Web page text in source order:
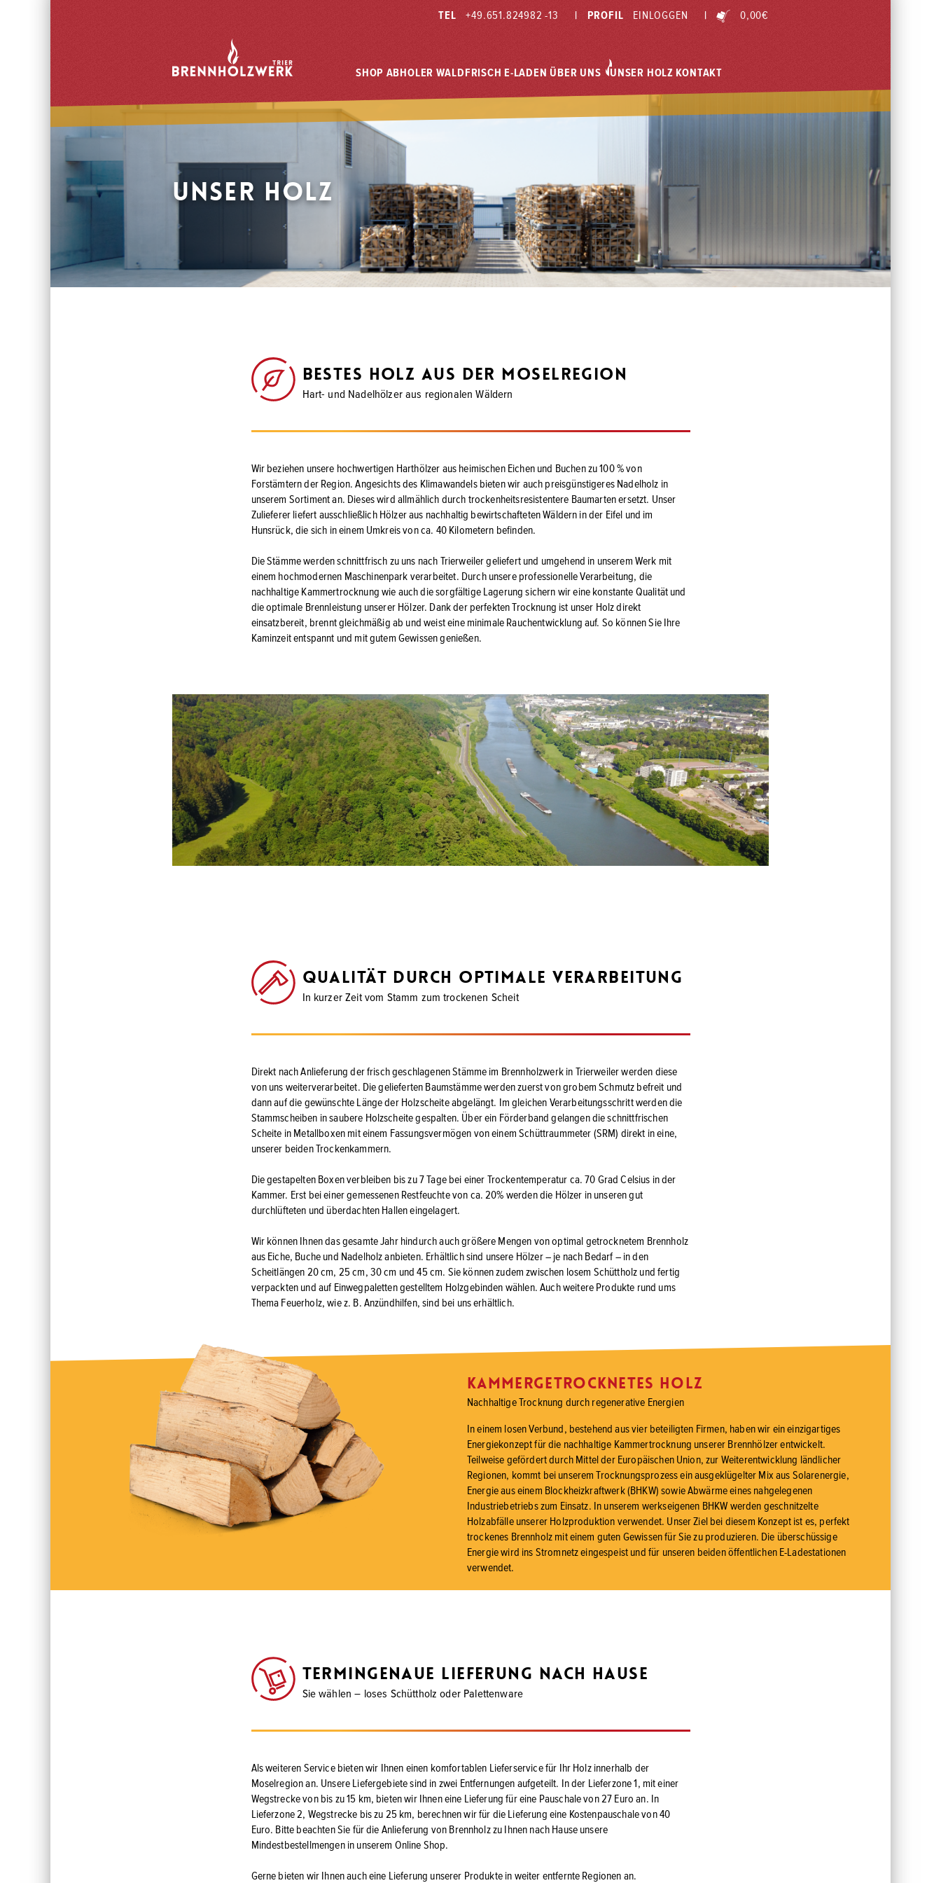
TEL +49.651.824982 -13 | PROFIL EINLOGGEN | 0,00€
Brennholzwerk
Trier
SHOP ABHOLER WALDFRISCH E-LADEN ÜBER UNS UNSER HOLZ KONTAKT
Unser Holz
Bestes Holz aus der Moselregion
Hart- und Nadelhölzer aus regionalen Wäldern
Wir beziehen unsere hochwertigen Harthölzer aus heimischen Eichen und Buchen zu 100 % von
Forstämtern der Region. Angesichts des Klimawandels bieten wir auch preisgünstigeres Nadelholz in
unserem Sortiment an. Dieses wird allmählich durch trockenheitsresistentere Baumarten ersetzt. Unser
Zulieferer liefert ausschließlich Hölzer aus nachhaltig bewirtschafteten Wäldern in der Eifel und im
Hunsrück, die sich in einem Umkreis von ca. 40 Kilometern befinden.
Die Stämme werden schnittfrisch zu uns nach Trierweiler geliefert und umgehend in unserem Werk mit
einem hochmodernen Maschinenpark verarbeitet. Durch unsere professionelle Verarbeitung, die
nachhaltige Kammertrocknung wie auch die sorgfältige Lagerung sichern wir eine konstante Qualität und
die optimale Brennleistung unserer Hölzer. Dank der perfekten Trocknung ist unser Holz direkt
einsatzbereit, brennt gleichmäßig ab und weist eine minimale Rauchentwicklung auf. So können Sie Ihre
Kaminzeit entspannt und mit gutem Gewissen genießen.
Qualität durch optimale Verarbeitung
In kurzer Zeit vom Stamm zum trockenen Scheit
Direkt nach Anlieferung der frisch geschlagenen Stämme im Brennholzwerk in Trierweiler werden diese
von uns weiterverarbeitet. Die gelieferten Baumstämme werden zuerst von grobem Schmutz befreit und
dann auf die gewünschte Länge der Holzscheite abgelängt. Im gleichen Verarbeitungsschritt werden die
Stammscheiben in saubere Holzscheite gespalten. Über ein Förderband gelangen die schnittfrischen
Scheite in Metallboxen mit einem Fassungsvermögen von einem Schüttraummeter (SRM) direkt in eine,
unserer beiden Trockenkammern.
Die gestapelten Boxen verbleiben bis zu 7 Tage bei einer Trockentemperatur ca. 70 Grad Celsius in der
Kammer. Erst bei einer gemessenen Restfeuchte von ca. 20% werden die Hölzer in unseren gut
durchlüfteten und überdachten Hallen eingelagert.
Wir können Ihnen das gesamte Jahr hindurch auch größere Mengen von optimal getrocknetem Brennholz
aus Eiche, Buche und Nadelholz anbieten. Erhältlich sind unsere Hölzer – je nach Bedarf – in den
Scheitlängen 20 cm, 25 cm, 30 cm und 45 cm. Sie können zudem zwischen losem Schüttholz und fertig
verpackten und auf Einwegpaletten gestelltem Holzgebinden wählen. Auch weitere Produkte rund ums
Thema Feuerholz, wie z. B. Anzündhilfen, sind bei uns erhältlich.
Kammergetrocknetes Holz
Nachhaltige Trocknung durch regenerative Energien
In einem losen Verbund, bestehend aus vier beteiligten Firmen, haben wir ein einzigartiges
Energiekonzept für die nachhaltige Kammertrocknung unserer Brennhölzer entwickelt.
Teilweise gefördert durch Mittel der Europäischen Union, zur Weiterentwicklung ländlicher
Regionen, kommt bei unserem Trocknungsprozess ein ausgeklügelter Mix aus Solarenergie,
Energie aus einem Blockheizkraftwerk (BHKW) sowie Abwärme eines nahgelegenen
Industriebetriebs zum Einsatz. In unserem werkseigenen BHKW werden geschnitzelte
Holzabfälle unserer Holzproduktion verwendet. Unser Ziel bei diesem Konzept ist es, perfekt
trockenes Brennholz mit einem guten Gewissen für Sie zu produzieren. Die überschüssige
Energie wird ins Stromnetz eingespeist und für unseren beiden öffentlichen E-Ladestationen
verwendet.
Termingenaue Lieferung nach Hause
Sie wählen – loses Schüttholz oder Palettenware
Als weiteren Service bieten wir Ihnen einen komfortablen Lieferservice für Ihr Holz innerhalb der
Moselregion an. Unsere Liefergebiete sind in zwei Entfernungen aufgeteilt. In der Lieferzone 1, mit einer
Wegstrecke von bis zu 15 km, bieten wir Ihnen eine Lieferung für eine Pauschale von 27 Euro an. In
Lieferzone 2, Wegstrecke bis zu 25 km, berechnen wir für die Lieferung eine Kostenpauschale von 40
Euro. Bitte beachten Sie für die Anlieferung von Brennholz zu Ihnen nach Hause unsere
Mindestbestellmengen in unserem Online Shop.
Gerne bieten wir Ihnen auch eine Lieferung unserer Produkte in weiter entfernte Regionen an.